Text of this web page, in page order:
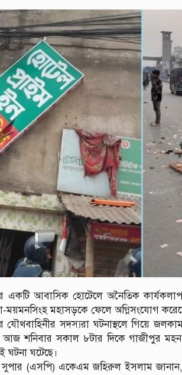
একটি আবাসিক হোটেলে অনৈতিক
ময়মনসিংহ মহাসড়কে ফেলে অগ্নিসংযোগ
যৌথবাহিনীর সদস্যরা ঘটনাস্থলে গিয়ে
শনিবার সকাল ৮টার দিকে গাজীপুর
ঘটেছে।
সুপার (এসপি) একেএম জহিরুল ইসলাম